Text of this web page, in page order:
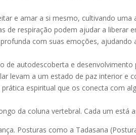
e amar a si mesmo, cultivando uma
de respiração podem ajudar a liberar
com suas emoções,
de autodescoberta e desenvolvimento
levam a um estado de paz interior e
espiritual que os conecta com
da coluna vertebral. Cada um
Posturas como a Tadasana